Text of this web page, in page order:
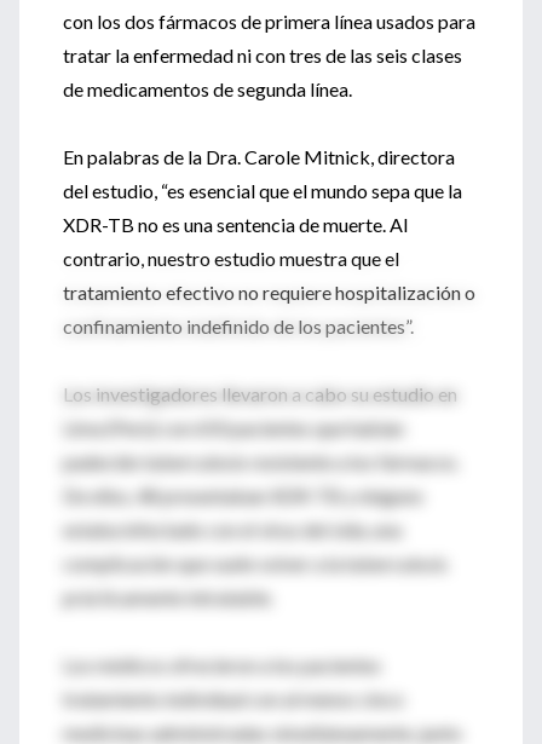
con los dos fármacos de primera línea usados para
tratar la enfermedad ni con tres de las seis clases
de medicamentos de segunda línea.
En palabras de la Dra. Carole Mitnick, directora
del estudio, “es esencial que el mundo sepa que la
XDR-TB no es una sentencia de muerte. Al
contrario, nuestro estudio muestra que el
tratamiento efectivo no requiere hospitalización o
confinamiento indefinido de los pacientes”.
Los investigadores llevaron a cabo su estudio en
Lima (Perú) con 650 pacientes que habían
padecido tuberculosis resistente a los fármacos.
De ellos, 48 presentaban XDR-TB y ninguno
estaba infectado con el virus del sida, una
complicación que suele volver a la tuberculosis
prácticamente intratable.
Los médicos ofrecieron a los pacientes
tratamiento individual con al menos cinco
medicinas administradas simultáneamente, junto